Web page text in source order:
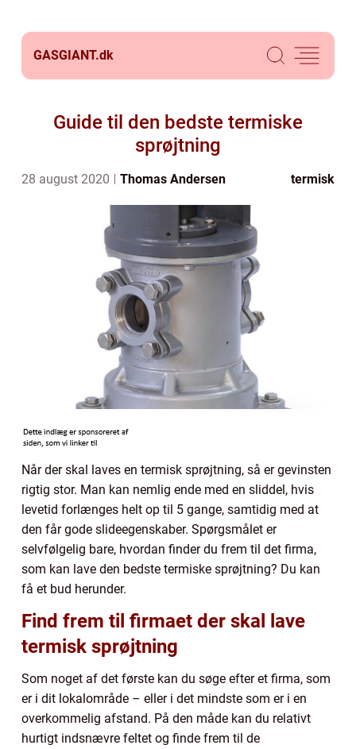
GASGIANT.dk
Guide til den bedste termiske
sprøjtning
28 august 2020 Thomas Andersen termisk
Når der skal laves en termisk sprøjtning, så er gevinsten
rigtig stor. Man kan nemlig ende med en sliddel, hvis
levetid forlænges helt op til 5 gange, samtidig med at
den får gode slideegenskaber. Spørgsmålet er
selvfølgelig bare, hvordan finder du frem til det firma,
som kan lave den bedste termiske sprøjtning? Du kan
få et bud herunder.
Find frem til firmaet der skal lave
termisk sprøjtning
Som noget af det første kan du søge efter et firma, som
er i dit lokalområde – eller i det mindste som er i en
overkommelig afstand. På den måde kan du relativt
hurtigt indsnævre feltet og finde frem til de